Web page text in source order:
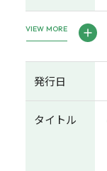
VIEW MORE
発行日
タイトル